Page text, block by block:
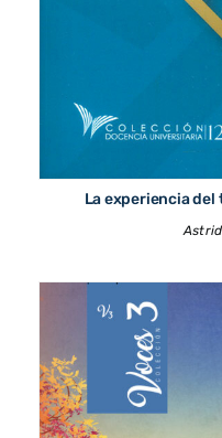
La experiencia del